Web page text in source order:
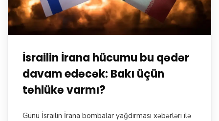
İsrailin İrana hücumu bu qədər
davam edəcək: Bakı üçün
təhlükə varmı?
Günü İsrailin İrana bombalar yağdırması xəbərləri ilə